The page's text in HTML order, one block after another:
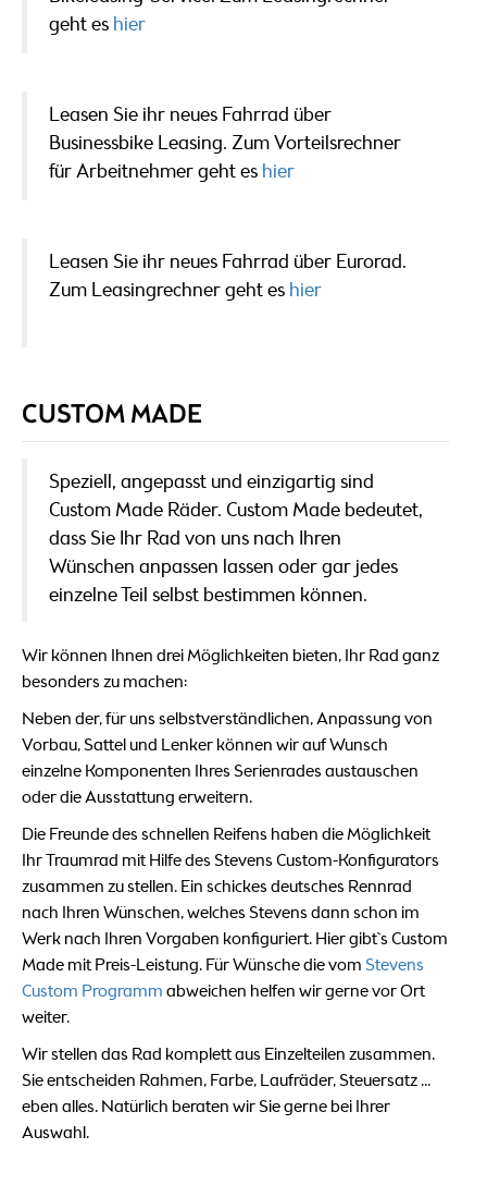
geht es hier
Leasen Sie ihr neues Fahrrad über
Businessbike Leasing. Zum Vorteilsrechner
für Arbeitnehmer geht es hier
Leasen Sie ihr neues Fahrrad über Eurorad.
Zum Leasingrechner geht es hier
CUSTOM MADE
Speziell, angepasst und einzigartig sind
Custom Made Räder. Custom Made bedeutet,
dass Sie Ihr Rad von uns nach Ihren
Wünschen anpassen lassen oder gar jedes
einzelne Teil selbst bestimmen können.
Wir können Ihnen drei Möglichkeiten bieten, Ihr Rad ganz
besonders zu machen:
Neben der, für uns selbstverständlichen, Anpassung von
Vorbau, Sattel und Lenker können wir auf Wunsch
einzelne Komponenten Ihres Serienrades austauschen
oder die Ausstattung erweitern.
Die Freunde des schnellen Reifens haben die Möglichkeit
Ihr Traumrad mit Hilfe des Stevens Custom-Konfigurators
zusammen zu stellen. Ein schickes deutsches Rennrad
nach Ihren Wünschen, welches Stevens dann schon im
Werk nach Ihren Vorgaben konfiguriert. Hier gibt`s Custom
Made mit Preis-Leistung. Für Wünsche die vom Stevens
Custom Programmabweichen helfen wir gerne vor Ort
weiter.
Wir stellen das Rad komplett aus Einzelteilen zusammen.
Sie entscheiden Rahmen, Farbe, Laufräder, Steuersatz ...
eben alles. Natürlich beraten wir Sie gerne bei Ihrer
Auswahl.